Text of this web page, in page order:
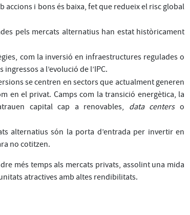
accions i bons és baixa, fet que redueix el risc global
pels mercats alternatius han estat històricament
com la inversió en infraestructures regulades o
a l’evolució de l’IPC.
se centren en sectors que actualment generen
en el privat. Camps com la transició energètica, la
capital cap a renovables, data centerso
alternatius són la porta d’entrada per invertir en
no cotitzen.
més temps als mercats privats, assolint una mida
atractives amb altes rendibilitats.